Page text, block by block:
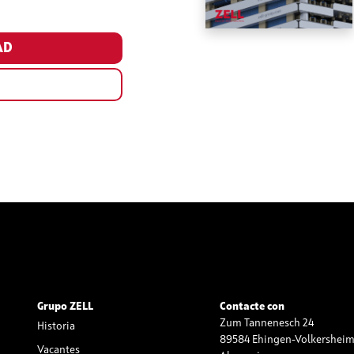
Grupo ZELL
Historia
Vacantes
Contacte con
Zum Tannenesch 24
89584 Ehingen-